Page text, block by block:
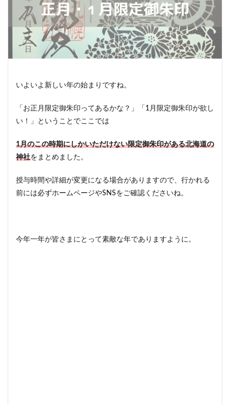
いよいよ新しい年の始まりですね。
「お正月限定御朱印ってあるかな？」「1月限定御朱印が欲し
い！」ということでここでは
1月のこの時期にしかいただけない限定御朱印がある北海道の
神社をまとめました。
授与時間や詳細が変更になる場合がありますので、行かれる
前には必ずホームページやSNSをご確認くださいね。
今年一年が皆さまにとって素敵な年でありますように。